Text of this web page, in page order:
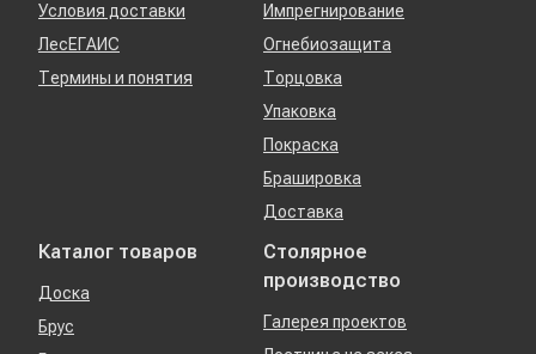
Условия доставки
ЛесЕГАИС
Термины и понятия
Импрегнирование
Огнебиозащита
Торцовка
Упаковка
Покраска
Брашировка
Доставка
Каталог товаров
Доска
Брус
Столярное
производство
Галерея проектов